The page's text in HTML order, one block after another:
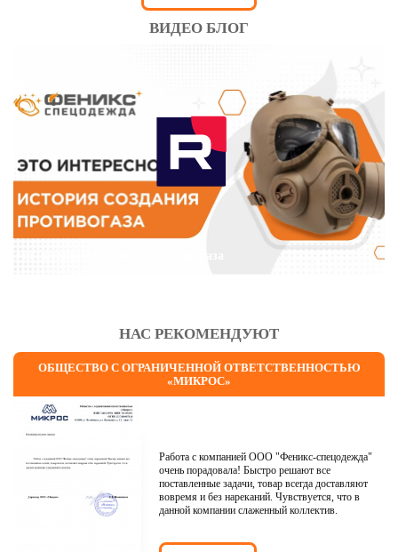
ВИДЕО БЛОГ
НАС РЕКОМЕНДУЮТ
ОБЩЕСТВО С ОГРАНИЧЕННОЙ ОТВЕТСТВЕННОСТЬЮ
«МИКРОС»
Работа с компанией ООО "Феникс-спецодежда"
очень порадовала! Быстро решают все
поставленные задачи, товар всегда доставляют
вовремя и без нареканий. Чувствуется, что в
данной компании слаженный коллектив.